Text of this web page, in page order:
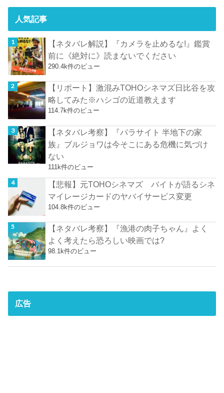
人気記事
【ネタバレ解説】『カメラを止めるな!』鑑賞
前に《絶対に》読まないでください
290.4k件のビュー
【リポート】激混みTOHOシネマズ日比谷を攻
略してみた※ハシゴの近道教えます
114.7k件のビュー
【ネタバレ考察】『パラサイト 半地下の家
族』ブルジョワは今そこにある危機に気づけ
ない
111k件のビュー
【悲報】元TOHOシネマズ バイトが語るシネ
マイレージカードのヤバイサービス変更
104.8k件のビュー
【ネタバレ考察】『漁港の肉子ちゃん』よく
よく考えたら恐ろしい映画では?
98.1k件のビュー
広告